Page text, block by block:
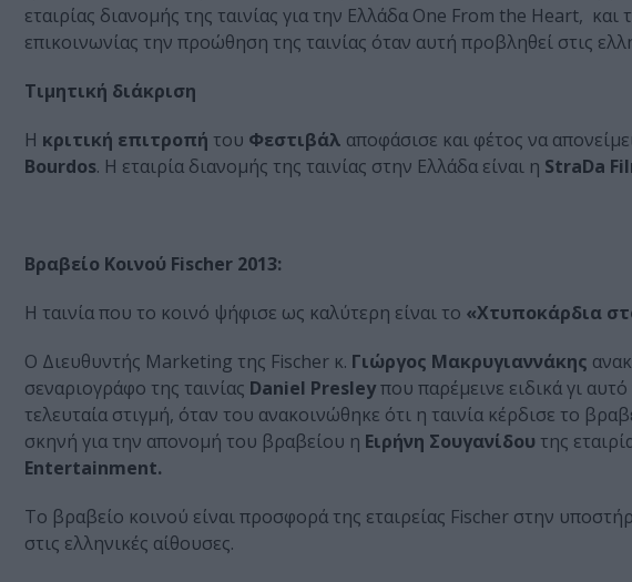
εταιρίας διανομής της ταινίας για την Ελλάδα One From the Heart,
επικοινωνίας την προώθηση της ταινίας όταν αυτή προβληθεί στις
Τιμητική διάκριση
Η κριτική επιτροπή του Φεστιβάλ αποφάσισε και φέτος να
Bourdos. Η εταιρία διανομής της ταινίας στην Ελλάδα είναι η StraDa
Βραβείο Κοινού Fischer 2013:
H ταινία που το κοινό ψήφισε ως καλύτερη είναι το «Χτυποκάρδια
O Διευθυντής Marketing της Fischer κ. Γιώργος Μακρυγιαννάκης
σεναριογράφο της ταινίας Daniel Presleyπου παρέμεινε ειδικά γι
τελευταία στιγμή, όταν του ανακοινώθηκε ότι η ταινία κέρδισε το
σκηνή για την απονομή του βραβείου η Ειρήνη Σουγανίδου της
Entertainment.
Το βραβείο κοινού είναι προσφορά της εταιρείας Fischer στην
στις ελληνικές αίθουσες.